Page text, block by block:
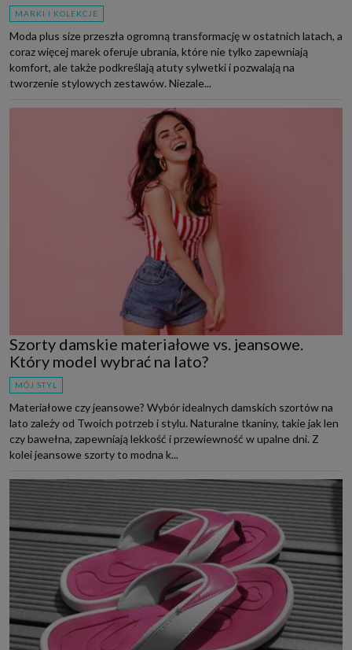
MARKI I KOLEKCJE
Moda plus size przeszła ogromną transformację w ostatnich latach, a
coraz więcej marek oferuje ubrania, które nie tylko zapewniają
komfort, ale także podkreślają atuty sylwetki i pozwalają na
tworzenie stylowych zestawów. Niezale...
Szorty damskie materiałowe vs. jeansowe.
Który model wybrać na lato?
MÓJ STYL
Materiałowe czy jeansowe? Wybór idealnych damskich szortów na
lato zależy od Twoich potrzeb i stylu. Naturalne tkaniny, takie jak len
czy bawełna, zapewniają lekkość i przewiewność w upalne dni. Z
kolei jeansowe szorty to modna k...